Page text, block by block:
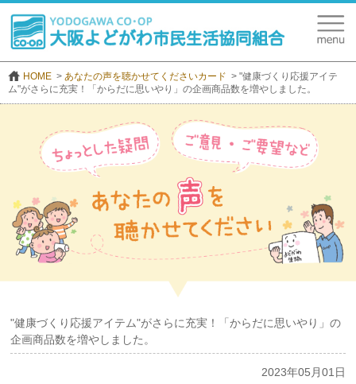
HOME あなたの声を聴かせてくださいカード
"健康づくり応援アイテ
ム"がさらに充実！「からだに思いやり」の企画商品数を増やしました。
"健康づくり応援アイテム"がさらに充実！「からだに思いやり」の
企画商品数を増やしました。
2023年05月01日